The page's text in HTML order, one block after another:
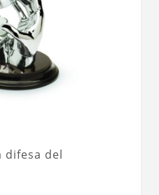
difesa del